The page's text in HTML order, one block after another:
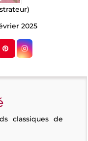
2025
classiques de